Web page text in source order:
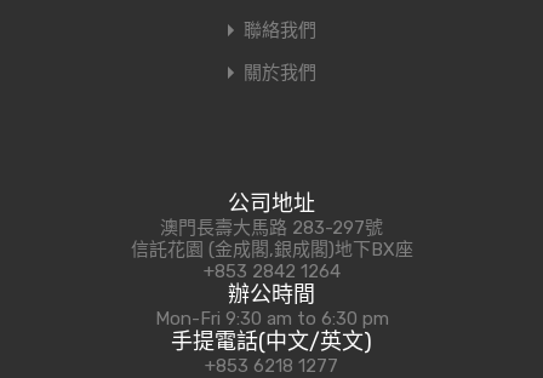
聯絡我們
關於我們
公司地址
澳門長壽大馬路 283-297號
信託花園 (金成閣,銀成閣)地下BX座
+853 2842 1264
辦公時間
Mon-Fri 9:30 am to 6:30 pm
手提電話(中文/英文)
+853 6218 1277